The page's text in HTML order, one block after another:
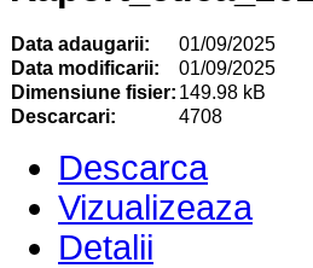
Data adaugarii:
01/09/2025
Data modificarii:
01/09/2025
Dimensiune fisier: 149.98 kB
Descarcari:
4708
Descarca
Vizualizeaza
Detalii